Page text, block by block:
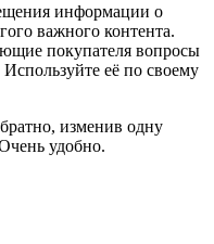
информации о
важного контента.
покупателя вопросы
её по своему
изменив одну
удобно.